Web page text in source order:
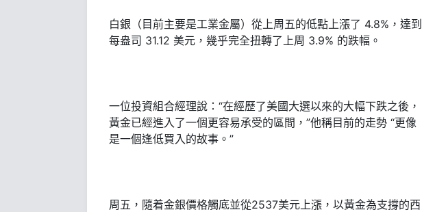
白銀（目前主要是工業金屬）從上周五的低點上漲了 4.8%，達到
每盎司 31.12 美元，幾乎完全扭轉了上周 3.9% 的跌幅。
一位投資組合經理說：“在經歷了美國大選以來的大幅下跌之後，
黃金已經進入了一個更容易承受的區間，”他稱目前的走勢 “更像
是一個逢低買入的故事。”
周五，隨着金銀價格觸底並從2537美元上漲，以黃金為支撐的西